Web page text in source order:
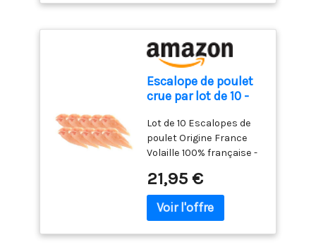
Escalopes de poulet
Escalope de poulet
crue par lot de 10 -
France
Lot de 10 Escalopes de
poulet Origine France
Volaille 100% française -
Escalope de poulet crue
et prête à cuire - DLC 6
jours à réception
21,95 €